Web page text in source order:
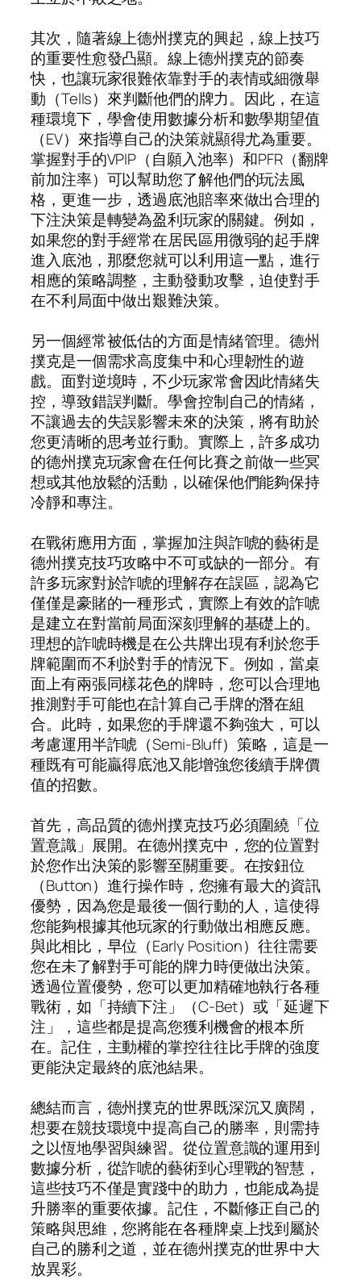
其次，隨著線上德州撲克的興起，線上技巧
的重要性愈發凸顯。線上德州撲克的節奏
快，也讓玩家很難依靠對手的表情或細微舉
動（Tells）來判斷他們的牌力。因此，在這
種環境下，學會使用數據分析和數學期望值
（EV）來指導自己的決策就顯得尤為重要。
掌握對手的VPIP（自願入池率）和PFR（翻牌
前加注率）可以幫助您了解他們的玩法風
格，更進一步，透過底池賠率來做出合理的
下注決策是轉變為盈利玩家的關鍵。例如，
如果您的對手經常在居民區用微弱的起手牌
進入底池，那麼您就可以利用這一點，進行
相應的策略調整，主動發動攻擊，迫使對手
在不利局面中做出艱難決策。
另一個經常被低估的方面是情緒管理。德州
撲克是一個需求高度集中和心理韌性的遊
戲。面對逆境時，不少玩家常會因此情緒失
控，導致錯誤判斷。學會控制自己的情緒，
不讓過去的失誤影響未來的決策，將有助於
您更清晰的思考並行動。實際上，許多成功
的德州撲克玩家會在任何比賽之前做一些冥
想或其他放鬆的活動，以確保他們能夠保持
冷靜和專注。
在戰術應用方面，掌握加注與詐唬的藝術是
德州撲克技巧攻略中不可或缺的一部分。有
許多玩家對於詐唬的理解存在誤區，認為它
僅僅是豪賭的一種形式，實際上有效的詐唬
是建立在對當前局面深刻理解的基礎上的。
理想的詐唬時機是在公共牌出現有利於您手
牌範圍而不利於對手的情況下。例如，當桌
面上有兩張同樣花色的牌時，您可以合理地
推測對手可能也在計算自己手牌的潛在組
合。此時，如果您的手牌還不夠強大，可以
考慮運用半詐唬（Semi-Bluff）策略，這是一
種既有可能贏得底池又能增強您後續手牌價
值的招數。
首先，高品質的德州撲克技巧必須圍繞「位
置意識」展開。在德州撲克中，您的位置對
於您作出決策的影響至關重要。在按鈕位
（Button）進行操作時，您擁有最大的資訊
優勢，因為您是最後一個行動的人，這使得
您能夠根據其他玩家的行動做出相應反應。
與此相比，早位（Early Position）往往需要
您在未了解對手可能的牌力時便做出決策。
透過位置優勢，您可以更加精確地執行各種
戰術，如「持續下注」（C-Bet）或「延遲下
注」，這些都是提高您獲利機會的根本所
在。記住，主動權的掌控往往比手牌的強度
更能決定最終的底池結果。
總結而言，德州撲克的世界既深沉又廣闊，
想要在競技環境中提高自己的勝率，則需持
之以恆地學習與練習。從位置意識的運用到
數據分析，從詐唬的藝術到心理戰的智慧，
這些技巧不僅是實踐中的助力，也能成為提
升勝率的重要依據。記住，不斷修正自己的
策略與思維，您將能在各種牌桌上找到屬於
自己的勝利之道，並在德州撲克的世界中大
放異彩。